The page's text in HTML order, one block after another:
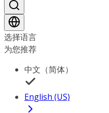
选择语言
为您推荐
中文（简体）
English (US)